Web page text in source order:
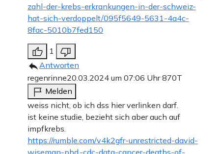
zahl-der-krebs-erkrankungen-in-der-schweiz-
hat-sich-verdoppelt/095f5649-5631-4a4c-
8fac-5010b7fed150
1
Antworten
regenrinne20.03.2024 um 07:06 Uhr870T
Melden
weiss nicht, ob ich dss hier verlinken darf.
ist keine studie, bezieht sich aber auch auf
impfkrebs.
https://rumble.com/v4k2gfr-unrestricted-david-
wiseman-phd.-cdc-data-cancer-deaths-of-